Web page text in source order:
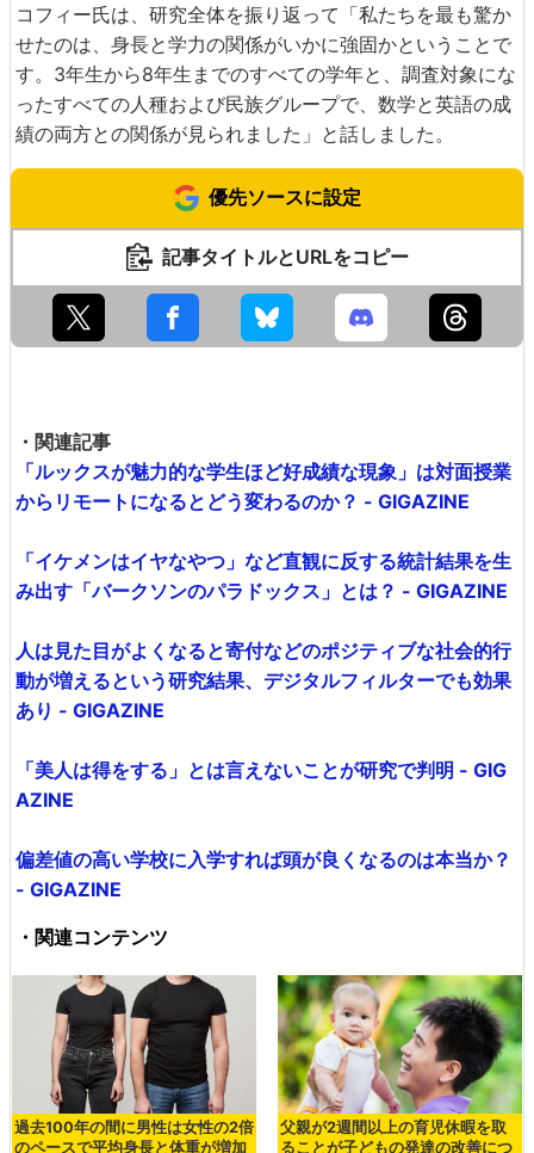
コフィー氏は、研究全体を振り返って「私たちを最も驚か
せたのは、身長と学力の関係がいかに強固かということで
す。3年生から8年生までのすべての学年と、調査対象にな
ったすべての人種および民族グループで、数学と英語の成
績の両方との関係が見られました」と話しました。
優先ソースに設定
記事タイトルとURLをコピー
・関連記事
「ルックスが魅力的な学生ほど好成績な現象」は対面授業
からリモートになるとどう変わるのか？ - GIGAZINE
「イケメンはイヤなやつ」など直観に反する統計結果を生
み出す「バークソンのパラドックス」とは？ - GIGAZINE
人は見た目がよくなると寄付などのポジティブな社会的行
動が増えるという研究結果、デジタルフィルターでも効果
あり - GIGAZINE
「美人は得をする」とは言えないことが研究で判明 - GIG
AZINE
偏差値の高い学校に入学すれば頭が良くなるのは本当か？
- GIGAZINE
・関連コンテンツ
過去100年の間に男性は女性の2倍
のペースで平均身長と体重が増加
父親が2週間以上の育児休暇を取
ることが子どもの発達の改善につ